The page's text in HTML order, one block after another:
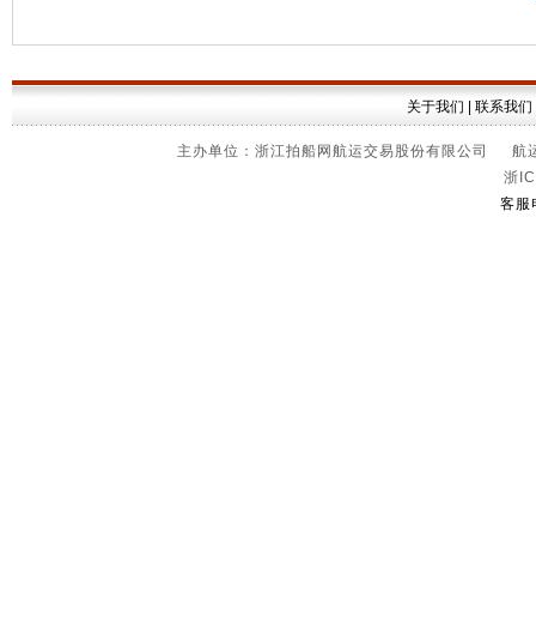
关于我们 联系我们
主办单位：浙江拍船网航运交易股份有限公司
浙
客服